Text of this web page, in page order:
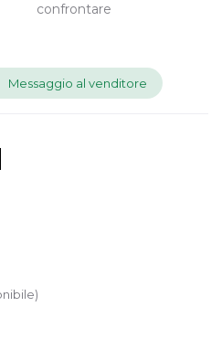
confrontare
Messaggio al venditore